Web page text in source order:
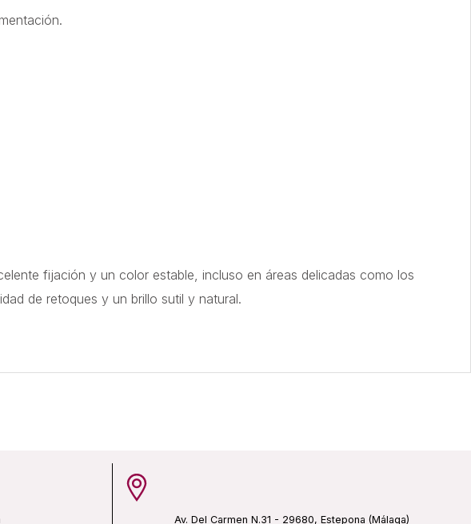
fijación y un color estable, incluso en áreas delicadas como los
de retoques y un brillo sutil y natural.
Av. Del Carmen N.31 - 29680, Estepona (Málaga)